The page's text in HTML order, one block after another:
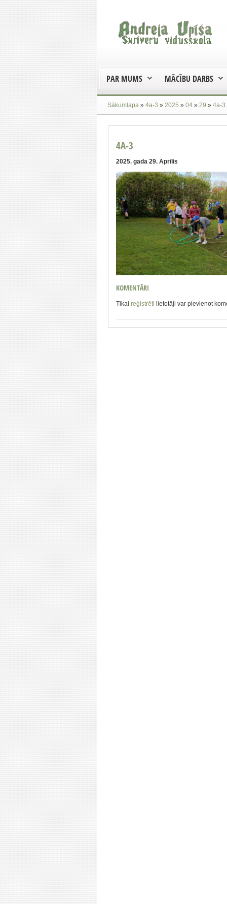
PAR MUMS MĀCĪBU DARBS
Sākumlapa » 4a-3 » 2025 » 04 » 29 » 4a-3
4A-3
2025. gada 29. Aprīlis
KOMENTĀRI
Tikai reģistrēti lietotāji var pievienot